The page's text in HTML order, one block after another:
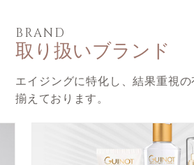
BRAND
取り扱いブランド
エイジングに特化し、結果重視
揃えております。